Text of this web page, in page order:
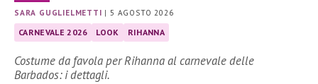
SARA GUGLIELMETTI |5 AGOSTO 2026
CARNEVALE 2026 LOOK RIHANNA
Costume da favola per Rihanna al carnevale delle
Barbados: i dettagli.